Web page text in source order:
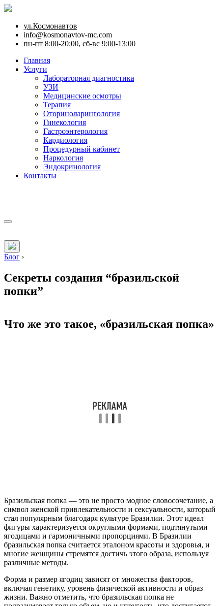
ул.Космонавтов
info@kosmonavtov-mc.com
пн-пт 8:00-20:00, сб-вс 9:00-13:00
Главная
Услуги
Лабораторная диагностика
УЗИ
Медицинские осмотры
Терапия
Оториноларингология
Гинекология
Гастроэнтерология
Кардиология
Процедурный кабинет
Наркология
Эндокринология
Контакты
Блог ›
Секреты создания “бразильской
попки”
Что же это такое, «бразильская попка»
Бразильская попка — это не просто модное словосочетание, а
символ женской привлекательности и сексуальности, который
стал популярным благодаря культуре Бразилии. Этот идеал
фигуры характеризуется округлыми формами, подтянутыми
ягодицами и гармоничными пропорциями. В Бразилии
бразильская попка считается эталоном красоты и здоровья, и
многие женщины стремятся достичь этого образа, используя
различные методы.
Форма и размер ягодиц зависят от множества факторов,
включая генетику, уровень физической активности и образ
жизни. Важно отметить, что бразильская попка не